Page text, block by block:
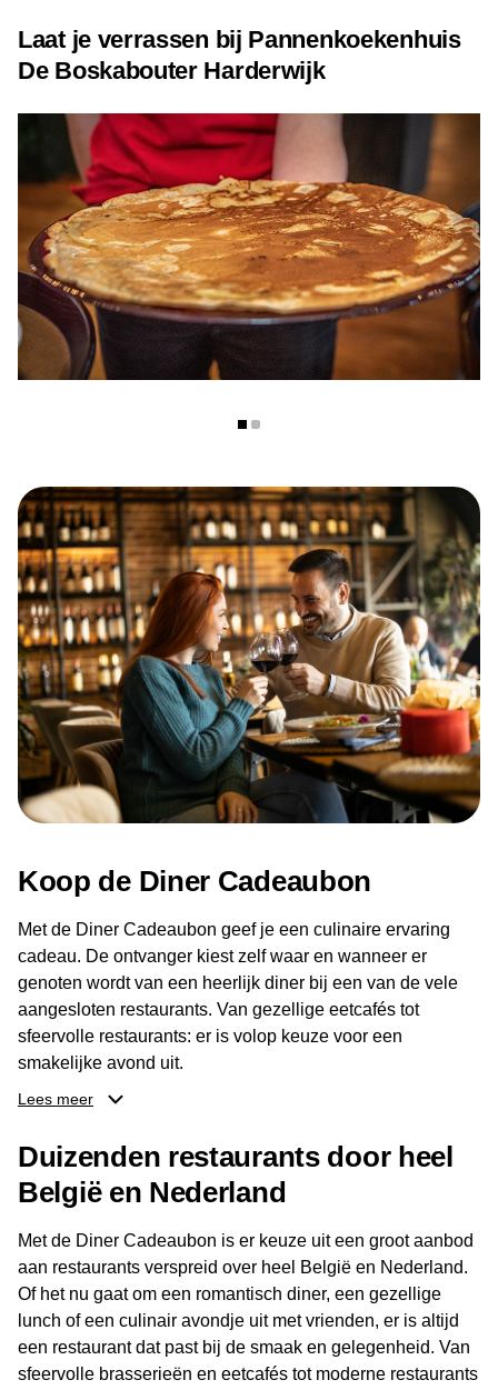
Laat je verrassen bij Pannenkoekenhuis
De Boskabouter Harderwijk
Koop de Diner Cadeaubon
Met de Diner Cadeaubon geef je een culinaire ervaring
cadeau. De ontvanger kiest zelf waar en wanneer er
genoten wordt van een heerlijk diner bij een van de vele
aangesloten restaurants. Van gezellige eetcafés tot
sfeervolle restaurants: er is volop keuze voor een
smakelijke avond uit.
ontvanger eenvoudig een locatie kiezen die past bij de
smaak en gelegenheid. Zo geeft de Diner Cadeaubon niet
alleen een diner, maar ook een gezellig moment om
Lees meer
Duizenden restaurants door heel
België en Nederland
Met de Diner Cadeaubon is er keuze uit een groot aanbod
aan restaurants verspreid over heel België en Nederland.
Of het nu gaat om een romantisch diner, een gezellige
lunch of een culinair avondje uit met vrienden, er is altijd
een restaurant dat past bij de smaak en gelegenheid. Van
sfeervolle brasserieën en eetcafés tot moderne restaurants